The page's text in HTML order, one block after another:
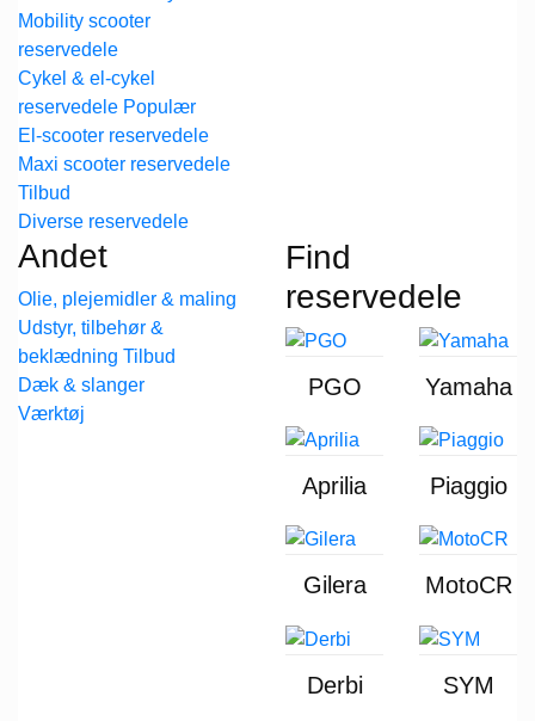
Mobility scooter
reservedele
Cykel & el-cykel
reservedele
El-scooter reservedele
Maxi scooter reservedele
Diverse reservedele
Andet
Olie, plejemidler & maling
Udstyr, tilbehør &
beklædning
Dæk & slanger
Værktøj
Find
reservedele
PGO Yamaha
Aprilia Piaggio
Gilera MotoCR
Derbi SYM